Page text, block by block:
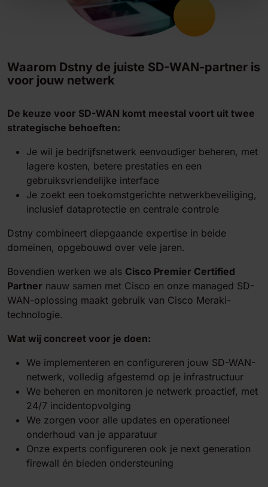
Waarom Dstny de juiste SD-WAN-partner is
voor jouw netwerk
De keuze voor SD-WAN komt meestal voort uit twee
strategische behoeften:
Je wil je bedrijfsnetwerk eenvoudiger beheren, met
lagere kosten, betere prestaties en een
gebruiksvriendelijke interface
Je zoekt een toekomstgerichte netwerkbeveiliging,
inclusief dataprotectie en centrale controle
Dstny combineert diepgaande expertise in beide
domeinen, opgebouwd over vele jaren.
Bovendien werken we als Cisco Premier Certified
Partner nauw samen met Cisco en onze managed SD-
WAN-oplossing maakt gebruik van Cisco Meraki-
technologie.
Wat wij concreet voor je doen:
We implementeren en configureren jouw SD-WAN-
netwerk, volledig afgestemd op je infrastructuur
We beheren en monitoren je netwerk proactief, met
24/7 incidentopvolging
We zorgen voor alle updates en operationeel
onderhoud van je apparatuur
Onze experts configureren ook je next generation
firewall én bieden ondersteuning